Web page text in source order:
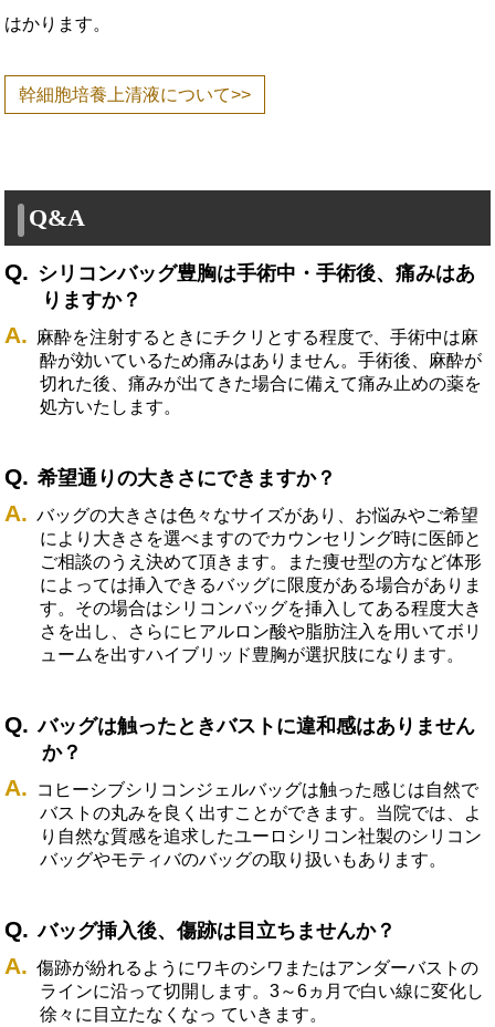
はかります。
幹細胞培養上清液について>>
Q&A
シリコンバッグ豊胸は手術中・手術後、痛みはあ
りますか？
麻酔を注射するときにチクリとする程度で、手術中は麻
酔が効いているため痛みはありません。手術後、麻酔が
切れた後、痛みが出てきた場合に備えて痛み止めの薬を
処方いたします。
希望通りの大きさにできますか？
バッグの大きさは色々なサイズがあり、お悩みやご希望
により大きさを選べますのでカウンセリング時に医師と
ご相談のうえ決めて頂きます。また痩せ型の方など体形
によっては挿入できるバッグに限度がある場合がありま
す。その場合はシリコンバッグを挿入してある程度大き
さを出し、さらにヒアルロン酸や脂肪注入を用いてボリ
ュームを出すハイブリッド豊胸が選択肢になります。
バッグは触ったときバストに違和感はありません
か？
コヒーシブシリコンジェルバッグは触った感じは自然で
バストの丸みを良く出すことができます。当院では、よ
り自然な質感を追求したユーロシリコン社製のシリコン
バッグやモティバのバッグの取り扱いもあります。
バッグ挿入後、傷跡は目立ちませんか？
傷跡が紛れるようにワキのシワまたはアンダーバストの
ラインに沿って切開します。3～6ヵ月で白い線に変化し
徐々に目立たなくなっ ていきます。